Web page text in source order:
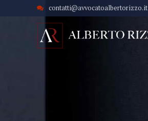
contatti@avvocatoalbertorizzo.it